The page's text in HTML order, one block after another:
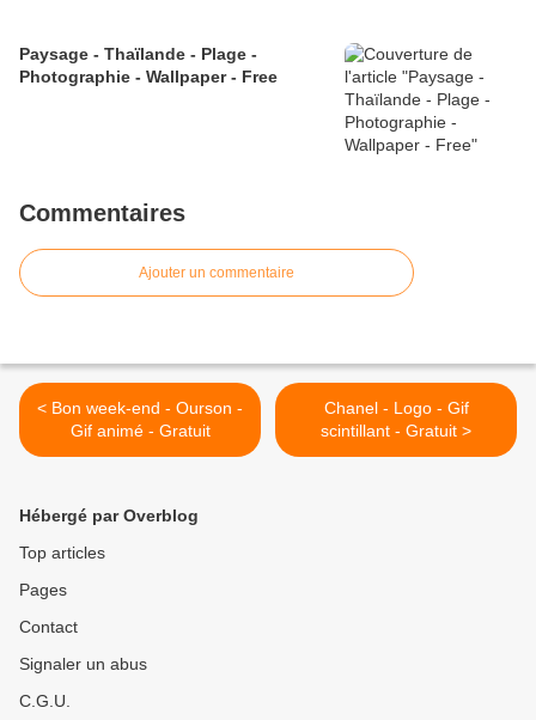
Paysage - Thaïlande - Plage -
Photographie - Wallpaper - Free
Commentaires
Ajouter un commentaire
< Bon week-end - Ourson -
Gif animé - Gratuit
Chanel - Logo - Gif
scintillant - Gratuit >
Hébergé par Overblog
Top articles
Pages
Contact
Signaler un abus
C.G.U.